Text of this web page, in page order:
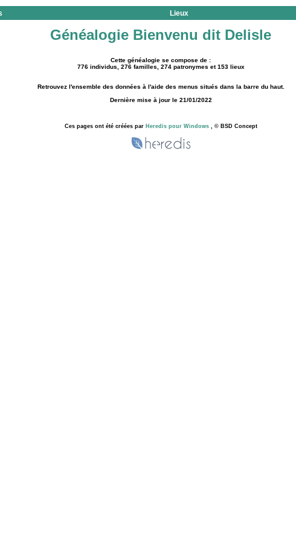
Lieux
Généalogie Bienvenu dit Delisle
Cette généalogie se compose de :
776 individus, 276 familles, 274 patronymes et 153 lieux
Retrouvez l'ensemble des données à l'aide des menus situés dans la barre du haut.
Dernière mise à jour le 21/01/2022
Ces pages ont été créées par Heredis pour Windows, © BSD Concept